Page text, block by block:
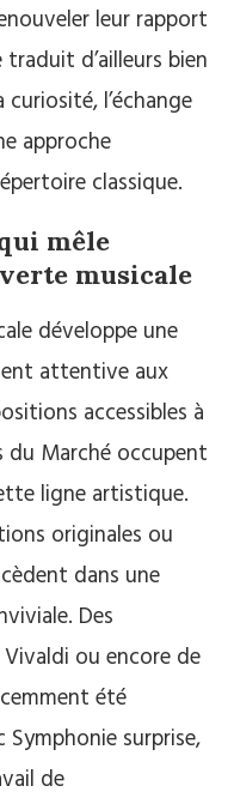
leur rapport
d’ailleurs bien
l’échange
approche
classique.
mêle
musicale
développe une
attentive aux
accessibles à
du Marché occupent
ligne artistique.
originales ou
dans une
Des
ou encore de
été
surprise,
de